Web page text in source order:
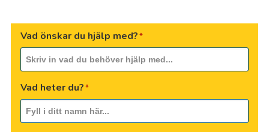
Vad önskar du hjälp med?*
Vad heter du?*